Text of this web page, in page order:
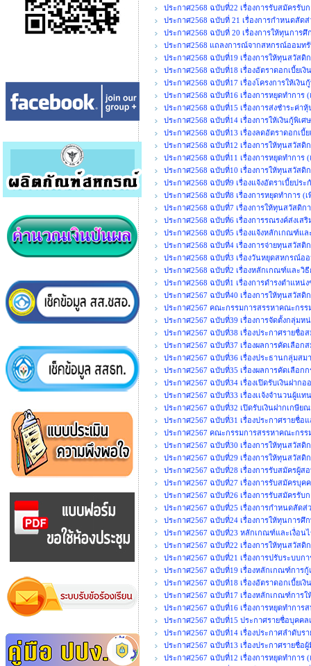
ประกาศ2568 ฉบับที่22 เรื่องการรับสมัครรับ
ประกาศ2568 ฉบับที่ 21 เรื่องการกำหนดสัด
ประกาศ2568 ฉบับที่ 20 เรื่องการให้ทุนการ
ประกาศ2568 แถลงการณ์จากสหกรณ์ออม
ประกาศ2568 ฉบับที่19 เรื่องการให้ทุนสวัสดิ
ประกาศ2568 ฉบับที่18 เรื่องอัตราดอกเบี้ยเ
ประกาศ2568 ฉบับที่17 เรื่องโครงการให้เงิน
ประกาศ2568 ฉบับที่16 เรื่องการหยุดทำการ (
ประกาศ2568 ฉบับที่15 เรื่องการส่งชำระค่า
ประกาศ2568 ฉบับที่14 เรื่องการให้เงินกู้พิเ
ประกาศ2568 ฉบับที่13 เรื่องลดอัตราดอกเบี้
ประกาศ2568 ฉบับที่12 เรื่องการให้ทุนสวัสดิ
ประกาศ2568 ฉบับที่11 เรื่องการหยุดทำการ (
ประกาศ2568 ฉบับที่10 เรื่องการให้ทุนสวัสดิ
ประกาศ2568 ฉบับที่9 เรื่องแจ้งอัตราเบี้ยปร
ประกาศ2568 ฉบับที่8 เรื่องการหยุดทำการ (เ
ประกาศ2568 ฉบับที่7 เรื่องการให้ทุนสวัสดิก
ประกาศ2568 ฉบับที่6 เรื่องการรณรงค์ส่งเส
ประกาศ2568 ฉบับที่5 เรื่องแจ้งหลักเกณฑ์แ
ประกาศ2568 ฉบับที่4 เรื่องการจ่ายทุนสวัสติ
ประกาศ2568 ฉบับที่3 เรื่องวันหยุดสหกรณ์
ประกาศ2568 ฉบับที่2 เรื่องหลักเกณฑ์และวิ
ประกาศ2568 ฉบับที่1 เรื่องการดำรงตำแห
ประกาศ2567 ฉบับที่40 เรื่องการให้ทุนสวัสดิ
ประกาศ2567 คณะกรรมการสรรหาคณะกรร
ประกาศ2567 ฉบับที่39 เรื่องการจัดตั้งกลุ่มห
ประกาศ2567 ฉบับที่38 เรื่องประกาศรายชื่อ
ประกาศ2567 ฉบับที่37 เรื่องผลการคัดเลือก
ประกาศ2567 ฉบับที่36 เรื่องประธานกลุ่มสม
ประกาศ2567 ฉบับที่35 เรื่องผลการคัดเลือก
ประกาศ2567 ฉบับที่34 เรื่องเปิดรับเงินฝาก
ประกาศ2567 ฉบับที่33 เรื่องเเจ้งจำนวนผู้แ
ประกาศ2567 ฉบับที่32 เปิดรับเงินฝากเกษีย
ประกาศ2567 ฉบับที่31 เรื่องประกาศรายชื่อ
ประกาศ2567 คณะกรรมการสรรหาคณะกรร
ประกาศ2567 ฉบับที่30 เรื่องการให้ทุนสวัส
ประกาศ2567 ฉบับที่29 เรื่องการให้ทุนสวัส
ประกาศ2567 ฉบับที่28 เรื่องการรับสมัครผู้ส
ประกาศ2567 ฉบับที่27 เรื่องการรับสมัครบุ
ประกาศ2567 ฉบับที่26 เรื่องการรับสมัครรับ
ประกาศ2567 ฉบับที่25 เรื่องการกำหนดสัด
ประกาศ2567 ฉบับที่24 เรื่องการให้ทุนการศึ
ประกาศ2567 ฉบับที่23 หลักเกณฑ์และเงื่อน
ประกาศ2567 ฉบับที่22 เรื่องการให้ทุนสวัสดิ
ประกาศ2567 ฉบับที่21 เรื่องการปรับระบบ
ประกาศ2567 ฉบับที่19 เรื่องหลักเกณฑ์การ
ประกาศ2567 ฉบับที่18 เรื่องอัตราดอกเบี้ยเ
ประกาศ2567 ฉบับที่17 เรื่องหลักเกณฑ์การ
ประกาศ2567 ฉบับที่16 เรื่องการหยุดทำการ
ประกาศ2567 ฉบับที่15 ประกาศรายชื่อบุคค
ประกาศ2567 ฉบับที่14 เรื่องประกาศลำดับ
ประกาศ2567 ฉบับที่13 เรื่องประกาศรายชื่อ
ประกาศ2567 ฉบับที่12 เรื่องการหยุดทำการ (